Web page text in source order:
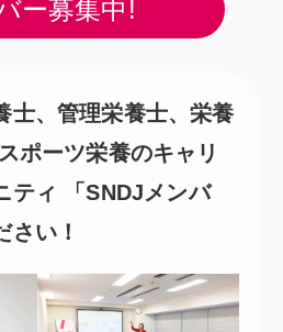
ー募集中!
士、管理栄養士、栄養
スポーツ栄養のキャリ
ティ
「SNDJメンバ
さい！